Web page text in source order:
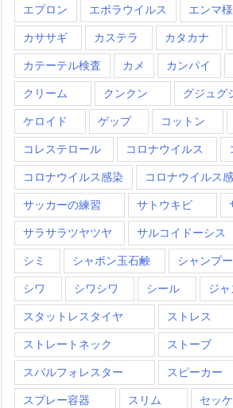
エプロン エボラウイルス エンマ様
カササギ カステラ カタカナ
カテーテル検査 カメ カンパイ
クリーム クンクン グジュグ
ケロイド ゲップ コットン
コレステロール コロナウイルス
コロナウイルス感染 コロナウイルス
サッカーの練習 サトウキビ
サラサラツヤツヤ サルコイドーシス
シミ シャボン玉石鹸 シャンプー
シワ シワシワ シール ジ
スタットレスタイヤ ストレス
ストレートネック ストーブ
スバルフォレスター スピーカー
スプレー容器 スリム セッ